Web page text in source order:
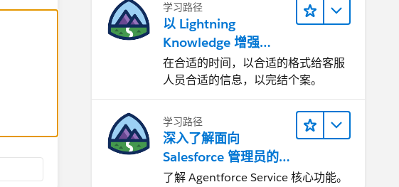
学习路径
以 Lightning
Knowledge 增强
Agentforce Service
在合适的时间，以合适的格式给客服
人员合适的信息，以完结个案。
学习路径
深入了解面向
Salesforce 管理员的
Agentforce Service
了解 Agentforce Service 核心功能。